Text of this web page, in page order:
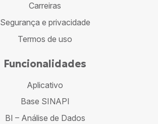
Carreiras
Segurança e privacidade
Termos de uso
Funcionalidades
Aplicativo
Base SINAPI
BI – Análise de Dados